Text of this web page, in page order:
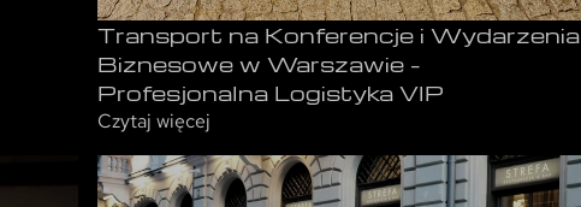
Transport na Konferencje i Wydarzenia
Biznesowe w Warszawie –
Profesjonalna Logistyka VIP
Czytaj więcej